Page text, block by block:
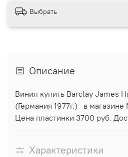
Выбрать
Описание
Винил купить Barclay James
(Германия 1977г.) в
Цена пластинки 3700 руб.
Характеристики